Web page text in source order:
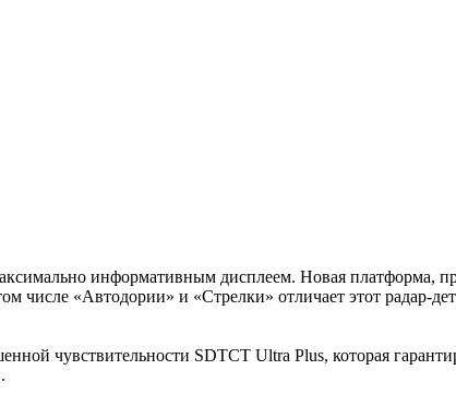
информативным дисплеем. Новая платформа,
числе «Автодории» и «Стрелки» отличает этот
чувствительности SDTCT Ultra Plus, которая